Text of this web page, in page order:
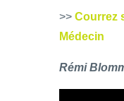
>> Courrez
Médecin
Rémi